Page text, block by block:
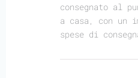
consegnato al
a casa, con un
spese di